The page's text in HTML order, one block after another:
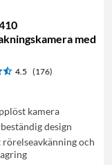
med
4.5 (176)
kamera
design
rörelseavkänning och